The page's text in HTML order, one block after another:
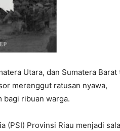
Utara, dan Sumatera Barat
merenggut ratusan nyawa,
bagi ribuan warga.
(PSI) Provinsi Riau menjadi